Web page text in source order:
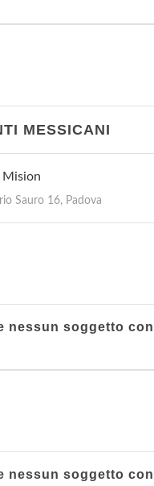
MESSICANI
Mision
Sauro 16, Padova
nessun soggetto
nessun soggetto